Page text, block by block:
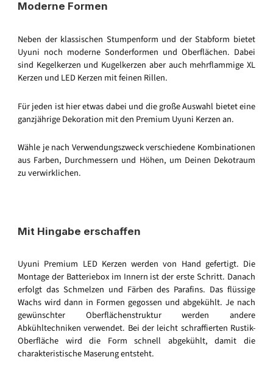
Moderne Formen
Neben der klassischen Stumpenform und der Stabform bietet
Uyuni noch moderne Sonderformen und Oberflächen. Dabei
sind Kegelkerzen und Kugelkerzen aber auch mehrflammige XL
Kerzen und LED Kerzen mit feinen Rillen.
Für jeden ist hier etwas dabei und die große Auswahl bietet eine
ganzjährige Dekoration mit den Premium Uyuni Kerzen an.
Wähle je nach Verwendungszweck verschiedene Kombinationen
aus Farben, Durchmessern und Höhen, um Deinen Dekotraum
zu verwirklichen.
Mit Hingabe erschaffen
Uyuni Premium LED Kerzen werden von Hand gefertigt. Die
Montage der Batteriebox im Innern ist der erste Schritt. Danach
erfolgt das Schmelzen und Färben des Parafins. Das flüssige
Wachs wird dann in Formen gegossen und abgekühlt. Je nach
gewünschter Oberflächenstruktur werden andere
Abkühltechniken verwendet. Bei der leicht schraffierten Rustik-
Oberfläche wird die Form schnell abgekühlt, damit die
charakteristische Maserung entsteht.